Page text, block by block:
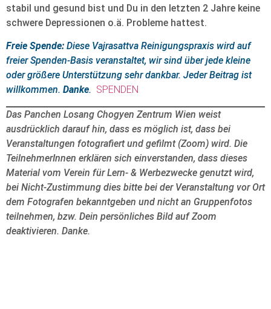
stabil und gesund bist und Du in den letzten 2 Jahre keine
schwere Depressionen o.ä. Probleme hattest.
Freie Spende: Diese Vajrasattva Reinigungspraxis wird auf
freier Spenden-Basis veranstaltet, wir sind über jede kleine
oder größere Unterstützung sehr dankbar. Jeder Beitrag ist
willkommen. Danke. SPENDEN
Das Panchen Losang Chogyen Zentrum Wien weist
ausdrücklich darauf hin, dass es möglich ist, dass bei
Veranstaltungen fotografiert und gefilmt (Zoom) wird. Die
TeilnehmerInnen erklären sich einverstanden, dass dieses
Material vom Verein für Lern- & Werbezwecke genutzt wird,
bei Nicht-Zustimmung dies bitte bei der Veranstaltung vor Ort
dem Fotografen bekanntgeben und nicht an Gruppenfotos
teilnehmen, bzw. Dein persönliches Bild auf Zoom
deaktivieren. Danke.